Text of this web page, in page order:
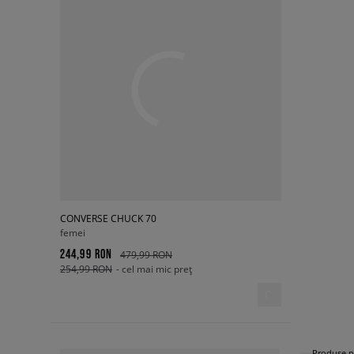
CONVERSE CHUCK 70
femei
244,99 RON
479,99 RON
254,99 RON - cel mai mic preț